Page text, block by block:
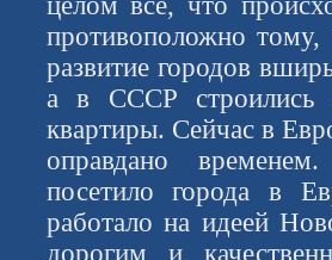
противоположно
развитие городов
а в СССР строились
квартиры. Сейчас в
оправдано
посетило города в
работало на идеей
дорогим и